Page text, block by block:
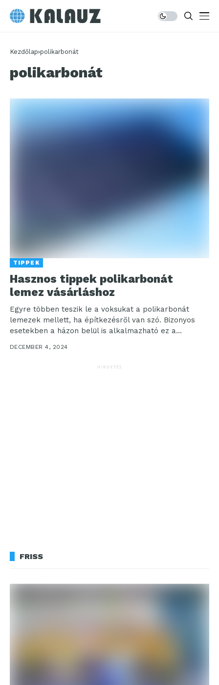
Kezdőlap polikarbonát
polikarbonát
TIPPEK
Hasznos tippek polikarbonát
lemez vásárláshoz
Egyre többen teszik le a voksukat a polikarbonát
lemezek mellett, ha építkezésről van szó. Bizonyos
esetekben a házon belül is alkalmazható ez a...
DECEMBER 4, 2024
HIRDETÉS
FRISS